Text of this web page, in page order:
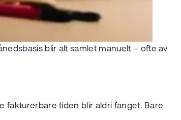
blir alt samlet manuelt – ofte av
fakturerbare tiden blir aldri fanget. Bare